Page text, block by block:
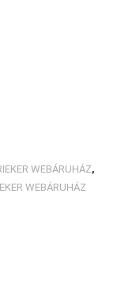
WEBÁRUHÁZ,
WEBÁRUHÁZ